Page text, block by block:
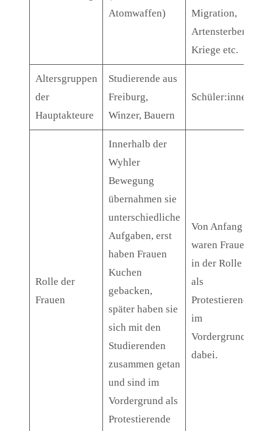
Atomwaffen)
Migration,
Artensterben,
Kriege etc.
Altersgruppen
der
Hauptakteure
Studierende aus
Freiburg,
Winzer, Bauern
Schüler:innen
Rolle der
Frauen
Innerhalb der
Wyhler
Bewegung
übernahmen sie
unterschiedliche
Aufgaben, erst
haben Frauen
Kuchen
gebacken,
später haben sie
sich mit den
Studierenden
zusammen getan
und sind im
Vordergrund als
Protestierende
Von Anfang
waren Frauen
in der Rolle
als
Protestierende
im
Vordergrund
dabei.